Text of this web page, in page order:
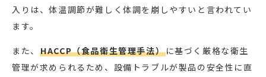
入りは、体温調節が難しく体調を崩しやすいと言われてい
ます。
また、 HACCP（食品衛生管理手法）に基づく厳格な衛生
管理が求められるため、設備トラブルが製品の安全性に直